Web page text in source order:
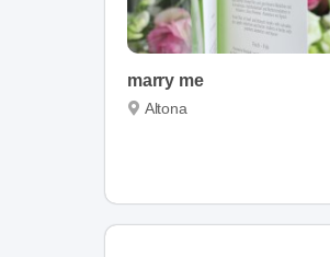
marry me
Altona